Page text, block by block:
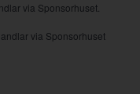
via Sponsorhuset.
via Sponsorhuset